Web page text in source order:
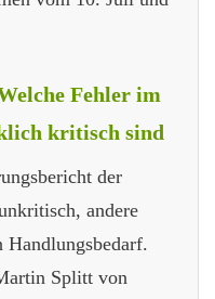
Fehler im
kritisch sind
der
andere
Handlungsbedarf.
Splitt von